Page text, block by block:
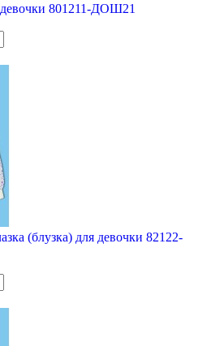
801211-ДОШ21
(блузка) для девочки 82122-